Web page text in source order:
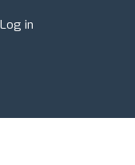
Log in